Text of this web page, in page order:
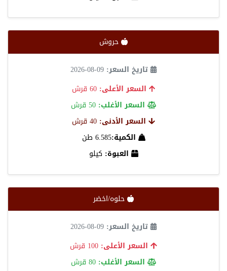
حروش
تاريخ السعر: 09-08-2026
السعر الأعلى: 60 قرش
السعر الأغلب: 50 قرش
السعر الأدنى:
الكمية:6.585 طن
العبوة: كيلو
حلوه/اخضر
تاريخ السعر: 09-08-2026
السعر الأعلى:
السعر الأغلب: 80 قرش